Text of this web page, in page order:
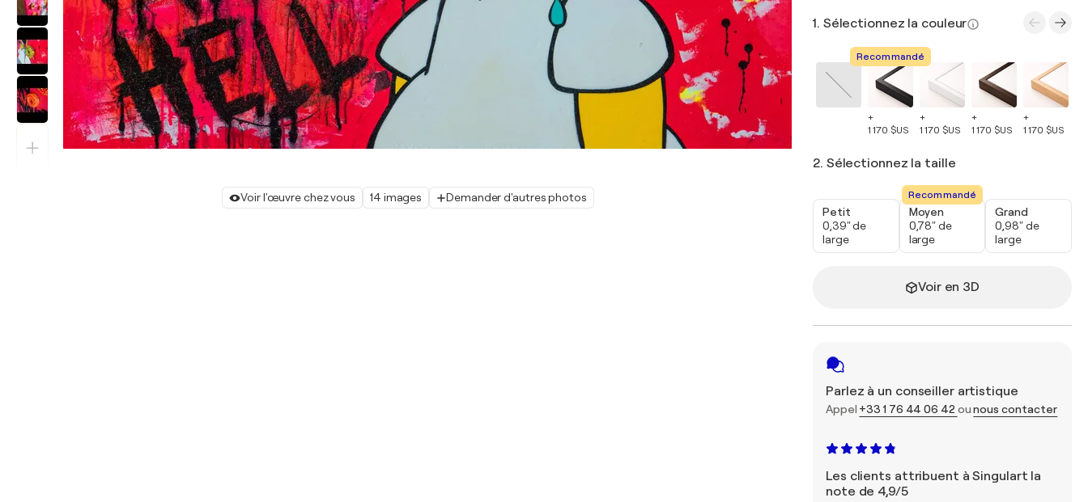
Voir l'œuvre chez vous 14 images Demander d'autres photos
1. Sélectionnez la couleur
Recommandé
+
1 170 $US
+
1 170 $US
+
1 170 $US
+
1 170 $US
2. Sélectionnez la taille
Petit
0,39" de
large
Recommandé
Moyen
0,78" de
large
Grand
0,98" de
large
Voir en 3D
Parlez à un conseiller artistique
Appel +33 1 76 44 06 42 ounous contacter
Les clients attribuent à Singulart la
note de 4,9/5